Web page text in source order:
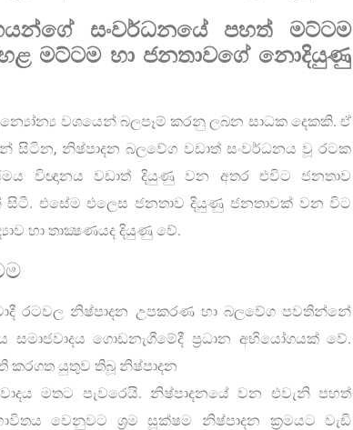
සංවර්ධනයේ පහත් මට්ටම
මට්ටම හා ජනතාවගේ නොදියුණු
වශයෙන් බලපෑම් කරනු ලබන සාධක දෙකකි. ඒ
සිටින, නිෂ්පාදන බලවේග වඩාත් සංවර්ධනය වූ රටක
විඥානය වඩාත් දියුණු වන අතර එවිට ජනතාව
සිටී. එසේම එලෙස ජනතාව දියුණු ජනතාවක් වන විට
හා තාක්‍ෂණයද දියුණු වේ.
රටවල නිෂ්පාදන උපකරණ හා බලවේග පවතින්නේ
ගොඩනැගීමේදී ප්‍රධාන අභියෝගයක් වේ.
කරගත යුතුව තිබූ නිෂ්පාදන
මතට පැවරෙයි. නිෂ්පාදනයේ වන එවැනි පහත්
වෙනුවට ශ්‍රම සූක්ෂම නිෂ්පාදන ක්‍රමයට වැඩි